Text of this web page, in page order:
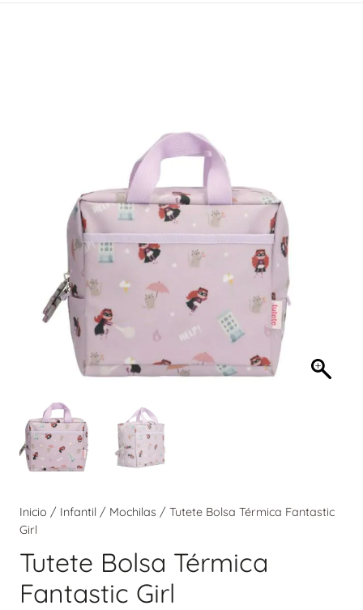
Inicio / Infantil / Mochilas / Tutete Bolsa Térmica Fantastic
Girl
Tutete Bolsa Térmica
Fantastic Girl